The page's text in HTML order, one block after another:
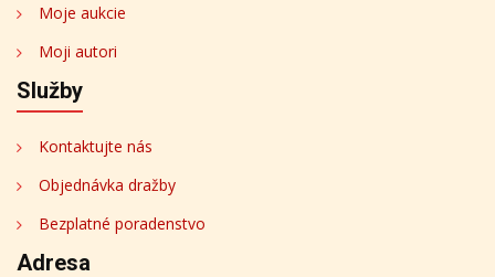
Moje aukcie
Moji autori
Služby
Kontaktujte nás
Objednávka dražby
Bezplatné poradenstvo
Adresa